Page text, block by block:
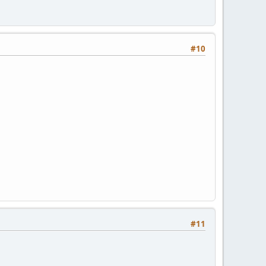
#10
#11